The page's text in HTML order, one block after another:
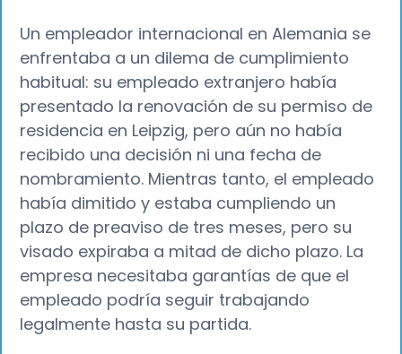
Un empleador internacional en Alemania se
enfrentaba a un dilema de cumplimiento
habitual: su empleado extranjero había
presentado la renovación de su permiso de
residencia en Leipzig, pero aún no había
recibido una decisión ni una fecha de
nombramiento. Mientras tanto, el empleado
había dimitido y estaba cumpliendo un
plazo de preaviso de tres meses, pero su
visado expiraba a mitad de dicho plazo. La
empresa necesitaba garantías de que el
empleado podría seguir trabajando
legalmente hasta su partida.